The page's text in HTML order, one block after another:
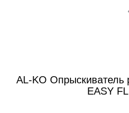
AL-KO Опрыскиватель
EASY